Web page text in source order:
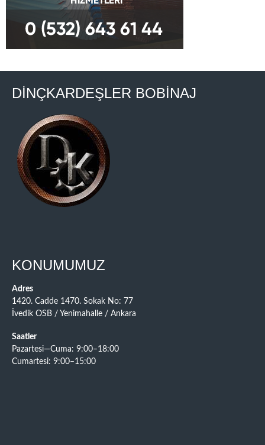
DİNÇKARDEŞLER BOBİNAJ
KONUMUMUZ
Adres
1420. Cadde 1470. Sokak No: 77
İvedik OSB / Yenimahalle / Ankara
Saatler
Pazartesi—Cuma: 9:00–18:00
Cumartesi: 9:00–15:00